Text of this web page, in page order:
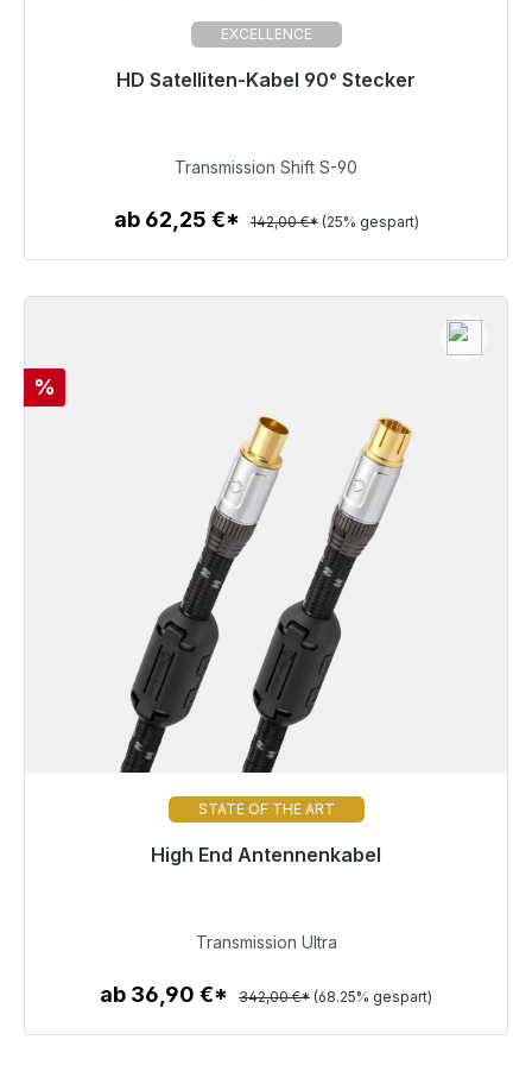
EXCELLENCE
HD Satelliten-Kabel 90° Stecker
Sofort versandfertig, Lieferzeit 48h*
Zum Artikel
Transmission Shift S-90
ab 62,25 €* 142,00 €* (25% gespart)
Rabatt
%
STATE OF THE ART
High End Antennenkabel
Sofort versandfertig, Lieferzeit 48h*
Zum Artikel
Transmission Ultra
ab 36,90 €* 342,00 €* (68.25% gespart)